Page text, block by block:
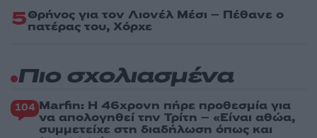
5Θρήνος για τον Λιονέλ Μέσι – Πέθανε ο
πατέρας του, Χόρχε
Πιο σχολιασμένα
104 Marfin: Η 46χρονη πήρε προθεσμία για
να απολογηθεί την Τρίτη – «Είναι αθώα,
συμμετείχε στη διαδήλωση όπως και